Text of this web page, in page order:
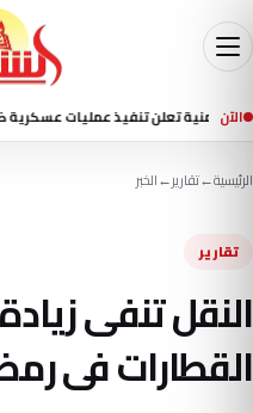
الآن
تعلن تنفيذ عمليات عسكرية ضد
الرئيسية←تقارير←الخبر
تقارير
النقل تنفى
القطارات فى